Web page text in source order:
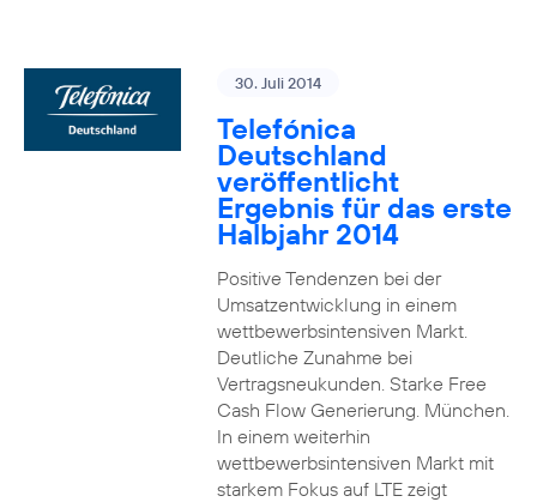
30. Juli 2014
Telefónica
Deutschland
veröffentlicht
Ergebnis für das erste
Halbjahr 2014
Positive Tendenzen bei der
Umsatzentwicklung in einem
wettbewerbsintensiven Markt.
Deutliche Zunahme bei
Vertragsneukunden. Starke Free
Cash Flow Generierung. München.
In einem weiterhin
wettbewerbsintensiven Markt mit
starkem Fokus auf LTE zeigt